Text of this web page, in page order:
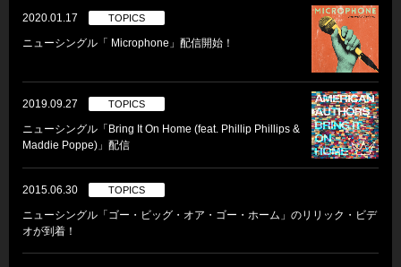
2020.01.17 TOPICS
ニューシングル「 Microphone」配信開始！
2019.09.27 TOPICS
ニューシングル「Bring It On Home (feat. Phillip Phillips &
Maddie Poppe)」配信
2015.06.30 TOPICS
ニューシングル「ゴー・ビッグ・オア・ゴー・ホーム」のリリック・ビデ
オが到着！